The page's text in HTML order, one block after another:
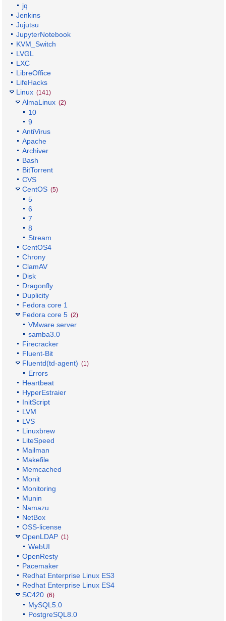
jq
Jenkins
Jujutsu
JupyterNotebook
KVM_Switch
LVGL
LXC
LibreOffice
LifeHacks
Linux (141)
AlmaLinux (2)
10
9
AntiVirus
Apache
Archiver
Bash
BitTorrent
CVS
CentOS (5)
5
6
7
8
Stream
CentOS4
Chrony
ClamAV
Disk
Dragonfly
Duplicity
Fedora core 1
Fedora core 5 (2)
VMware server
samba3.0
Firecracker
Fluent-Bit
Fluentd(td-agent) (1)
Errors
Heartbeat
HyperEstraier
InitScript
LVM
LVS
Linuxbrew
LiteSpeed
Mailman
Makefile
Memcached
Monit
Monitoring
Munin
Namazu
NetBox
OSS-license
OpenLDAP (1)
WebUI
OpenResty
Pacemaker
Redhat Enterprise Linux ES3
Redhat Enterprise Linux ES4
SC420 (6)
MySQL5.0
PostgreSQL8.0